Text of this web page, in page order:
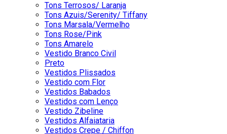
Tons Terrosos/ Laranja
Tons Azuis/Serenity/ Tiffany
Tons Marsala/Vermelho
Tons Rose/Pink
Tons Amarelo
Vestido Branco Civil
Preto
Vestidos Plissados
Vestido com Flor
Vestidos Babados
Vestidos com Lenço
Vestido Zibeline
Vestidos Alfaiataria
Vestidos Crepe / Chiffon